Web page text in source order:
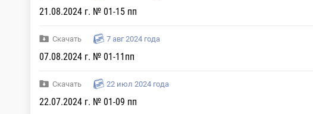
21.08.2024 г. № 01-15 пп
Скачать 7 авг 2024 года
07.08.2024 г. № 01-11пп
Скачать 22 июл 2024 года
22.07.2024 г. № 01-09 пп